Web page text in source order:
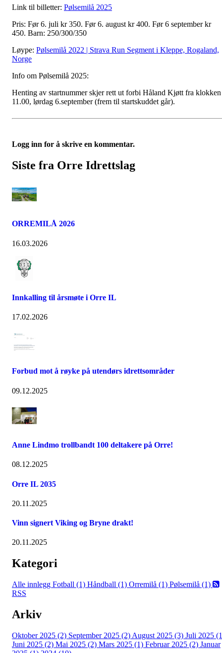
Link til billetter: Pølsemilå 2025
Pris: Før 6. juli kr 350. Før 6. august kr 400. Før 6 september kr
450. Barn: 250/300/350
Løype: Pølsemilå 2022 | Strava Run Segment i Kleppe, Rogaland,
Norge
Info om Pølsemilå 2025:
Henting av startnummer skjer rett ut forbi Håland Kjøtt fra klokken
11.00, lørdag 6.september (frem til startskuddet går).
Logg inn for å skrive en kommentar.
Siste fra Orre Idrettslag
ORREMILÅ 2026
16.03.2026
Innkalling til årsmøte i Orre IL
17.02.2026
Forbud mot å røyke på utendørs idrettsområder
09.12.2025
Anne Lindmo trollbandt 100 deltakere på Orre!
08.12.2025
Orre IL 2035
20.11.2025
Vinn signert Viking og Bryne drakt!
20.11.2025
Kategori
Alle innlegg Fotball (1) Håndball (1) Orremilå (1) Pølsemilå (1)
RSS
Arkiv
Oktober 2025 (2) September 2025 (2) August 2025 (3) Juli 2025
Juni 2025 (2) Mai 2025 (2) Mars 2025 (1) Februar 2025 (2) Januar